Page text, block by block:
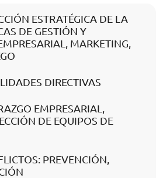
ESTRATÉGICA DE LA
DE GESTIÓN Y
MARKETING,
DIRECTIVAS
EMPRESARIAL,
DE EQUIPOS DE
PREVENCIÓN,